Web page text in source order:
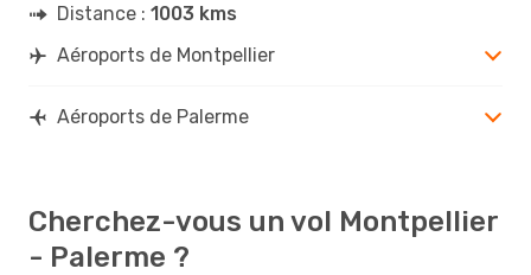
Distance : 1003 kms
Aéroports de Montpellier
Aéroports de Palerme
Cherchez-vous un vol Montpellier
- Palerme ?